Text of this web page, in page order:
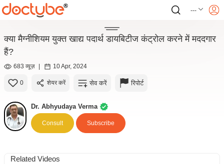
---
क्या मैग्नीशियम युक्त खाद्य पदार्थ डायबिटीज कंट्रोल करने में मददगार
हैं?
683 व्यूज़ | 10 Apr, 2024
0 शेयर करें सेव करें रिपोर्ट
Dr. Abhyudaya Verma
Consult Subscribe
Related Videos